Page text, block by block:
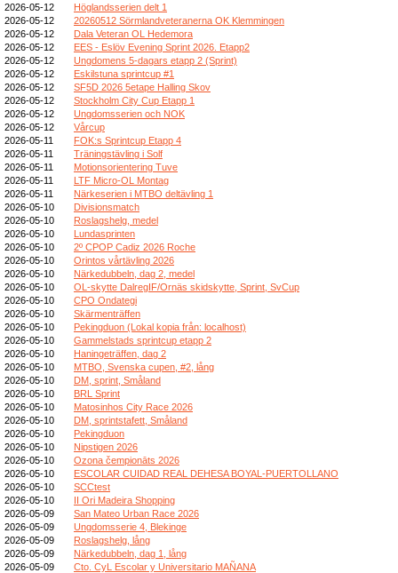
2026-05-12
Höglandsserien delt 1
2026-05-12
20260512 Sörmlandveteranerna OK Klemmingen
2026-05-12
Dala Veteran OL Hedemora
2026-05-12
EES - Eslöv Evening Sprint 2026. Etapp2
2026-05-12
Ungdomens 5-dagars etapp 2 (Sprint)
2026-05-12
Eskilstuna sprintcup #1
2026-05-12
SF5D 2026 5etape Halling Skov
2026-05-12
Stockholm City Cup Etapp 1
2026-05-12
Ungdomsserien och NOK
2026-05-12
Vårcup
2026-05-11
FOK:s Sprintcup Etapp 4
2026-05-11
Träningstävling i Solf
2026-05-11
Motionsorientering Tuve
2026-05-11
LTF Micro-OL Montag
2026-05-11
Närkeserien i MTBO deltävling 1
2026-05-10
Divisionsmatch
2026-05-10
Roslagshelg, medel
2026-05-10
Lundasprinten
2026-05-10
2º CPOP Cadiz 2026 Roche
2026-05-10
Orintos vårtävling 2026
2026-05-10
Närkedubbeln, dag 2, medel
2026-05-10
OL-skytte DalregIF/Ornäs skidskytte, Sprint, SvCup
2026-05-10
CPO Ondategi
2026-05-10
Skärmenträffen
2026-05-10
Pekingduon (Lokal kopia från: localhost)
2026-05-10
Gammelstads sprintcup etapp 2
2026-05-10
Haningeträffen, dag 2
2026-05-10
MTBO, Svenska cupen, #2, lång
2026-05-10
DM, sprint, Småland
2026-05-10
BRL Sprint
2026-05-10
Matosinhos City Race 2026
2026-05-10
DM, sprintstafett, Småland
2026-05-10
Pekingduon
2026-05-10
Nipstigen 2026
2026-05-10
Ozona čempionāts 2026
2026-05-10
ESCOLAR CUIDAD REAL DEHESA BOYAL-PUERTOLLANO
2026-05-10
SCCtest
2026-05-10
II Ori Madeira Shopping
2026-05-09
San Mateo Urban Race 2026
2026-05-09
Ungdomsserie 4, Blekinge
2026-05-09
Roslagshelg, lång
2026-05-09
Närkedubbeln, dag 1, lång
2026-05-09
Cto. CyL Escolar y Universitario MAÑANA